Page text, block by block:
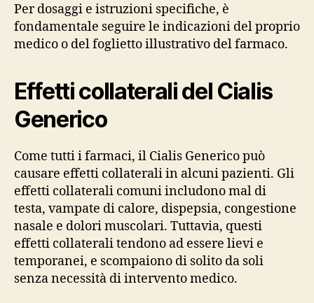
Per dosaggi e istruzioni specifiche, è
fondamentale seguire le indicazioni del proprio
medico o del foglietto illustrativo del farmaco.
Effetti collaterali del Cialis
Generico
Come tutti i farmaci, il Cialis Generico può
causare effetti collaterali in alcuni pazienti. Gli
effetti collaterali comuni includono mal di
testa, vampate di calore, dispepsia, congestione
nasale e dolori muscolari. Tuttavia, questi
effetti collaterali tendono ad essere lievi e
temporanei, e scompaiono di solito da soli
senza necessità di intervento medico.